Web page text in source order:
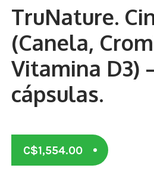
NaturalSlim
Cabello, Piel y Uñas
Sueño
Omega 3 Y Omega 369
Niños
Diabetes
TruNature.
(Canela,
Vitamina D3)
cápsulas.
C$1,554.00